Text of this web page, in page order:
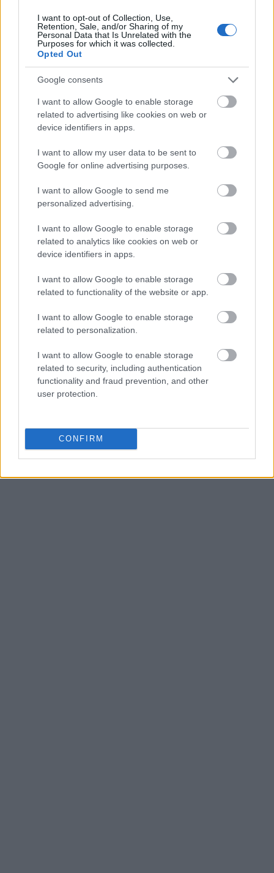
I want to opt-out of Collection, Use,
Retention, Sale, and/or Sharing of my
Personal Data that Is Unrelated with the
Purposes for which it was collected.
Opted Out
Google consents
I want to allow Google to enable storage
related to advertising like cookies on web or
device identifiers in apps.
I want to allow my user data to be sent to
Google for online advertising purposes.
I want to allow Google to send me
personalized advertising.
I want to allow Google to enable storage
related to analytics like cookies on web or
device identifiers in apps.
I want to allow Google to enable storage
related to functionality of the website or app.
I want to allow Google to enable storage
related to personalization.
I want to allow Google to enable storage
related to security, including authentication
functionality and fraud prevention, and other
user protection.
CONFIRM